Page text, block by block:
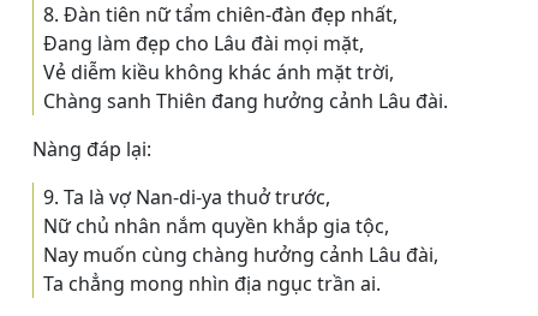
8. Ðàn tiên nữ tẩm chiên-đàn đẹp nhất,
Ðang làm đẹp cho Lâu đài mọi mặt,
Vẻ diễm kiều không khác ánh mặt trời,
Chàng sanh Thiên đang hưởng cảnh Lâu đài.
Nàng đáp lại:
9. Ta là vợ Nan-di-ya thuở trước,
Nữ chủ nhân nắm quyền khắp gia tộc,
Nay muốn cùng chàng hưởng cảnh Lâu đài,
Ta chẳng mong nhìn địa ngục trần ai.